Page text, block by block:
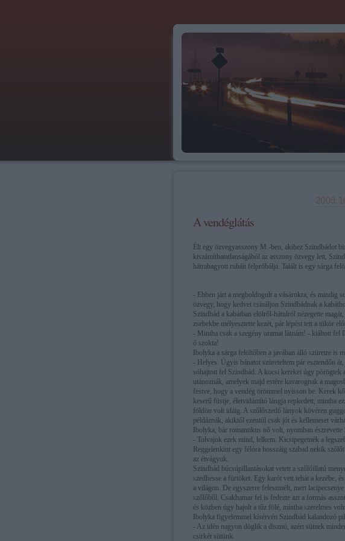
A vendéglátás
Élt egy özvegyasszony M.-ben, akihez Szindbádot
kiszámíthatatlanságából az asszony özvegy lett,
hátrahagyott ruháit felpróbálja. Talált is egy sárga
- Ebben járt a megboldogult a vásárokra, és mindig
özvegy, hogy kedvet csináljon Szindbádnak a
Szindbád a kabátban elölről-hátulról nézegette
zsebekbe mélyesztette kezét, pár lépést tett a tükör
- Mintha csak a szegény uramat látnám! - kiáltott fel
ő szokta!
Ibolyka a sárga felöltőben a javában álló szüretre is
- Helyes. Úgyis bánatot szüreteltem pár esztendőn
sóhajtott fel Szindbád. A kocsi kerekei úgy pörögtek
utánoznák, amelyek majd estére kavarognak a
festve, hogy a vendég örömmel nyisson be. Kerek
keserű füstje, életvidámító lángja repkedett, mintha
földön volt idáig. A szőlőszedő lányok kövéren
példáznák, akiktől ezentúl csak jót és kellemeset
Ibolyka, bár romantikus nő volt, nyomban
- Tolvajok ezek mind, lelkem. Kicsipegetnék a
Reggelenkint egy félóra hosszáig szabad nekik
az étvágyuk.
Szindbád búcsúpillantásokat vetett a szőlőillatú
szedhesse a fürtöket. Egy karót vett tehát a kezébe,
a világon. De egyszerre feleszmélt, mert
szőlőből. Csakhamar fel is fedezte azt a formás
és közben úgy hajolt a tűz fölé, mintha szerelmes
Ibolyka figyelemmel kísérvén Szindbád kalandozó
- Az idén nagyon döglik a disznó, azért sütnek
csirkét sütünk.